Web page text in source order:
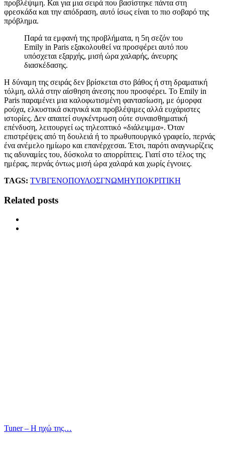
προβλέψιμη. Και για μια σειρά που βασίστηκε πάντα στη
φρεσκάδα και την απόδραση, αυτό ίσως είναι το πιο σοβαρό της
πρόβλημα.
Παρά τα εμφανή της προβλήματα, η 5η σεζόν του
Emily in Paris εξακολουθεί να προσφέρει αυτό που
υπόσχεται εξαρχής, μισή ώρα χαλαρής, άνευρης
διασκέδασης.
Η δύναμη της σειράς δεν βρίσκεται στο βάθος ή στη δραματική
τόλμη, αλλά στην αίσθηση άνεσης που προσφέρει. Το Emily in
Paris παραμένει μια καλοφωτισμένη φαντασίωση, με όμορφα
ρούχα, ελκυστικά σκηνικά και προβλέψιμες αλλά ευχάριστες
ιστορίες. Δεν απαιτεί συγκέντρωση ούτε συναισθηματική
επένδυση, λειτουργεί ως τηλεοπτικό «διάλειμμα». Όταν
επιστρέψεις από τη δουλειά ή το πρωθυπουργικό γραφείο, περνάς
ένα ανέμελο ημίωρο και επανέρχεσαι. Έτσι, παρότι αναγνωρίζεις
τις αδυναμίες του, δύσκολα το απορρίπτεις. Γιατί στο τέλος της
ημέρας, περνάς όντως μισή ώρα χαλαρά και χωρίς έγνοιες.
TAGS: TVΒΓΕΝΟΠΟΥΛΟΣΓΝΩΜΗΥΠΟΚΡΙΤΙΚΗ
Related posts
Tuner – Η ηχώ της…